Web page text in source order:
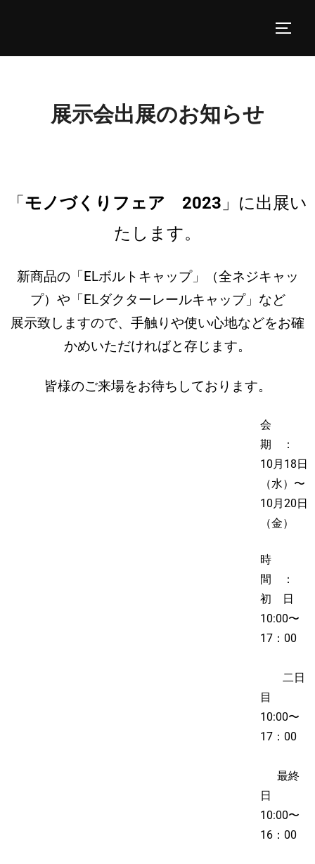
展示会出展のお知らせ
「 モノづくりフェア 2023 」に出展い
たします。
新商品の「ELボルトキャップ」（全ネジキャッ
プ）や「ELダクターレールキャップ」など
展示致しますので、手触りや使い心地などをお確
かめいただければと存じます。
皆様のご来場をお待ちしております。
会
期 ：
10月18日
（水）〜
10月20日
（金）
時
間 ：
初 日
10:00〜
17：00
二日
目
10:00〜
17：00
最終
日
10:00〜
16：00